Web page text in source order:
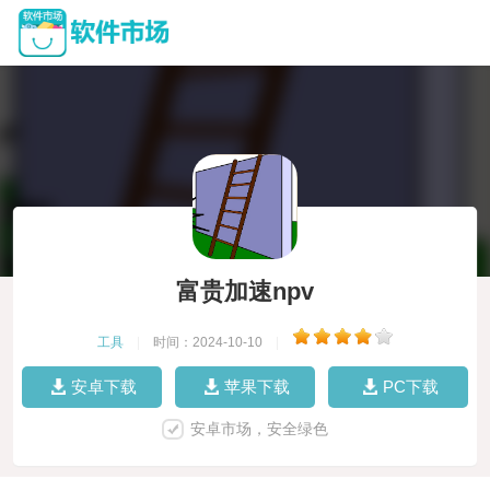
富贵加速npv
工具 时间：2024-10-10
安卓下载 苹果下载 PC下载
安卓市场，安全绿色